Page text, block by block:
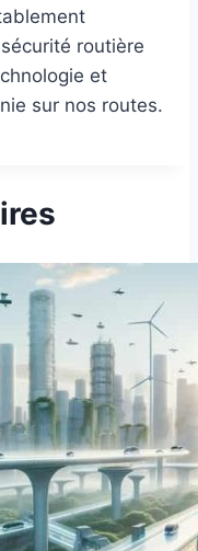
routière
et
sur nos routes.